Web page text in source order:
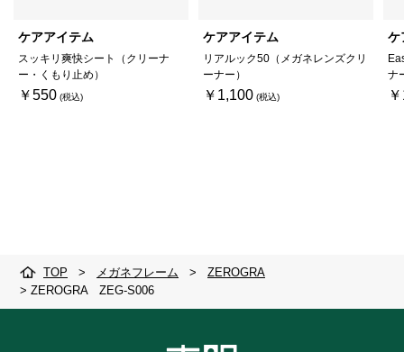
ケアアイテム
スッキリ爽快シート（クリーナ
ー・くもり止め）
￥550
ケアアイテム
リアルック50（メガネレンズクリ
ーナー）
￥1,100
ケ
ナ
TOP > メガネフレーム >
ZEROGRA
> ZEROGRA ZEG-S006